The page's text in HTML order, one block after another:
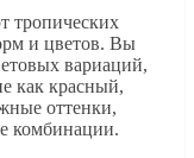
тропических
и цветов. Вы
вариаций,
как красный,
оттенки,
комбинации.